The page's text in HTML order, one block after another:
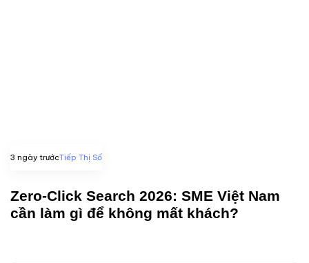
3 ngày trướcTiếp Thị Số
Zero-Click Search 2026: SME Việt Nam
cần làm gì để không mất khách?